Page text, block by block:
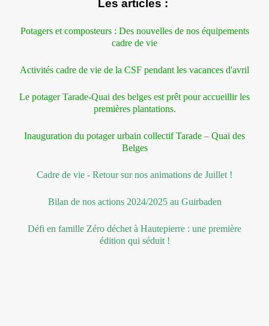
Les articles :
Potagers et composteurs : Des nouvelles de nos équipements
cadre de vie
Activités cadre de vie de la CSF pendant les vacances d'avril
Le potager Tarade-Quai des belges est prêt pour accueillir les
premières plantations.
Inauguration du potager urbain collectif Tarade – Quai des
Belges
Cadre de vie - Retour sur nos animations de Juillet !
Bilan de nos actions 2024/2025 au Guirbaden
Défi en famille Zéro déchet à Hautepierre : une première
édition qui séduit !